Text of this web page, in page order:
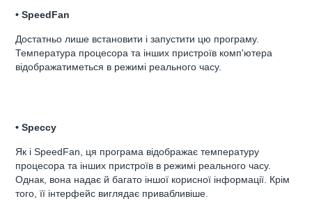
• SpeedFan
Достатньо лише встановити і запустити цю програму.
Температура процесора та інших пристроїв комп'ютера
відображатиметься в режимі реального часу.
• Speccy
Як і SpeedFan, ця програма відображає температуру
процесора та інших пристроїв в режимі реального часу.
Однак, вона надає й багато іншої корисної інформації. Крім
того, її інтерфейс виглядає привабливіше.